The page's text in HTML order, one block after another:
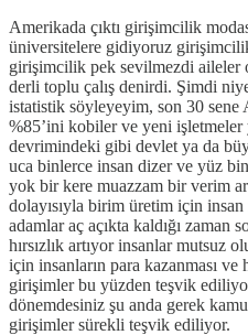
Amerikada çıktı girişimcilik
üniversitelere gidiyoruz
girişimcilik pek sevilmezdi
derli toplu çalış denirdi. Şimdi
istatistik söyleyeyim, son 30 sene
%85’ini kobiler ve yeni işletmeler
devrimindeki gibi devlet ya da
uca binlerce insan dizer ve yüz
yok bir kere muazzam bir verim
dolayısıyla birim üretim için
adamlar aç açıkta kaldığı
hırsızlık artıyor insanlar mutsuz
için insanların para kazanması ve
girişimler bu yüzden teşvik
dönemdesiniz şu anda gerek
girişimler sürekli teşvik ediliyor.